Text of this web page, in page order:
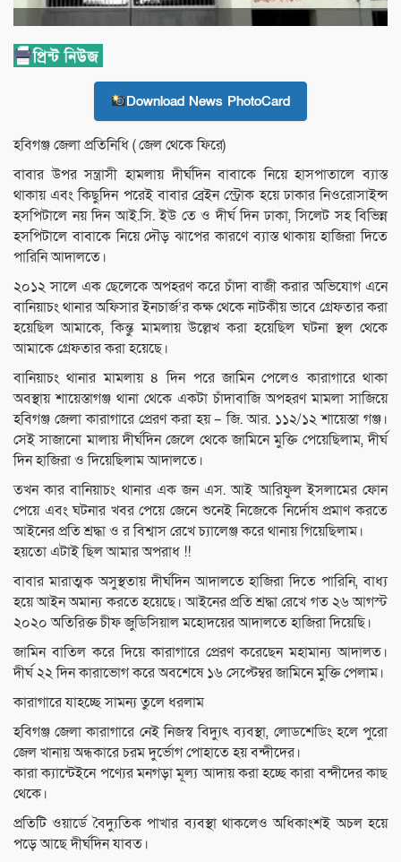
Download News PhotoCard
হবিগঞ্জ জেলা প্রতিনিধি ( জেল থেকে ফিরে)
বাবার উপর সন্ত্রাসী হামলায় দীর্ঘদিন বাবাকে নিয়ে হাসপাতালে ব্যাস্ত
থাকায় এবং কিছুদিন পরেই বাবার ব্রেইন স্ট্রোক হয়ে ঢাকার নিওরোসাইন্স
হসপিটালে নয় দিন আই.সি. ইউ তে ও দীর্ঘ দিন ঢাকা, সিলেট সহ বিভিন্ন
হসপিটালে বাবাকে নিয়ে দৌড় ঝাপের কারণে ব্যাস্ত থাকায় হাজিরা দিতে
পারিনি আদালতে।
২০১২ সালে এক ছেলেকে অপহরণ করে চাঁদা বাজী করার অভিযোগ এনে
বানিয়াচং থানার অফিসার ইনচার্জ’র কক্ষ থেকে নাটকীয় ভাবে গ্রেফতার করা
হয়েছিল আমাকে, কিন্তু মামলায় উল্লেখ করা হয়েছিল ঘটনা স্থল থেকে
আমাকে গ্রেফতার করা হয়েছে।
বানিয়াচং থানার মামলায় ৪ দিন পরে জামিন পেলেও কারাগারে থাকা
অবস্থায় শায়েস্তাগঞ্জ থানা থেকে একটা চাঁদাবাজি অপহরণ মামলা সাজিয়ে
হবিগঞ্জ জেলা কারাগারে প্রেরণ করা হয় – জি. আর. ১১২/১২ শায়েস্তা গঞ্জ।
সেই সাজানো মালায় দীর্ঘদিন জেলে থেকে জামিনে মুক্তি পেয়েছিলাম, দীর্ঘ
দিন হাজিরা ও দিয়েছিলাম আদালতে।
তখন কার বানিয়াচং থানার এক জন এস. আই আরিফুল ইসলামের ফোন
পেয়ে এবং ঘটনার খবর পেয়ে জেনে শুনেই নিজেকে নির্দোষ প্রমাণ করতে
আইনের প্রতি শ্রদ্ধা ও র বিশ্বাস রেখে চ্যালেঞ্জ করে থানায় গিয়েছিলাম।
হয়তো এটাই ছিল আমার অপরাধ !!
বাবার মারাত্মক অসুস্থতায় দীর্ঘদিন আদালতে হাজিরা দিতে পারিনি, বাধ্য
হয়ে আইন অমান্য করতে হয়েছে। আইনের প্রতি শ্রদ্ধা রেখে গত ২৬ আগস্ট
২০২০ অতিরিক্ত চীফ জুডিসিয়াল মহোদয়ের আদালতে হাজিরা দিয়েছি।
জামিন বাতিল করে দিয়ে কারাগারে প্রেরণ করেছেন মহামান্য আদালত।
দীর্ঘ ২২ দিন কারাভোগ করে অবশেষে ১৬ সেপ্টেম্বর জামিনে মুক্তি পেলাম।
কারাগারে যাহচ্ছে সামন্য তুলে ধরলাম
হবিগঞ্জ জেলা কারাগারে নেই নিজস্ব বিদ্যুৎ ব্যবস্থা, লোডশেডিং হলে পুরো
জেল খানায় অন্ধকারে চরম দুর্ভোগ পোহাতে হয় বন্দীদের।
কারা ক্যান্টেইনে পণ্যের মনগড়া মূল্য আদায় করা হচ্ছে কারা বন্দীদের কাছ
থেকে।
প্রতিটি ওয়ার্ডে বৈদ্যুতিক পাখার ব্যবস্থা থাকলেও অধিকাংশই অচল হয়ে
পড়ে আছে দীর্ঘদিন যাবত।